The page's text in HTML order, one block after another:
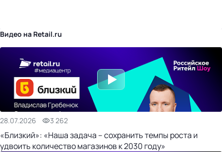
Видео на Retail.ru
28.07.2026 3 262
«Близкий»: «Наша задача – сохранить темпы роста и
удвоить количество магазинов к 2030 году»